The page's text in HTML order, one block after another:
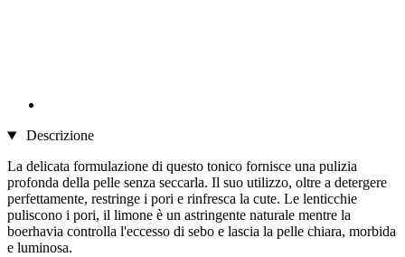
Descrizione
La delicata formulazione di questo tonico fornisce una pulizia
profonda della pelle senza seccarla. Il suo utilizzo, oltre a detergere
perfettamente, restringe i pori e rinfresca la cute. Le lenticchie
puliscono i pori, il limone è un astringente naturale mentre la
boerhavia controlla l'eccesso di sebo e lascia la pelle chiara, morbida
e luminosa.